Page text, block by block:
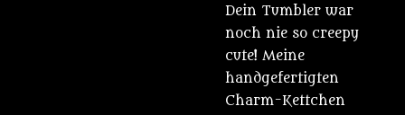
Dein Tumbler war
noch nie so creepy
cute! Meine
handgefertigten
Charm-Kettchen